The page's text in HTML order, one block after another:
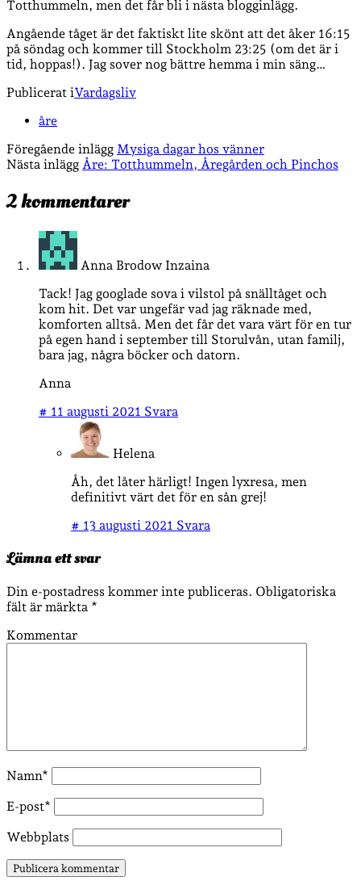
Totthummeln, men det får bli i nästa blogginlägg.
Angående tåget är det faktiskt lite skönt att det åker 16:15
på söndag och kommer till Stockholm 23:25 (om det är i
tid, hoppas!). Jag sover nog bättre hemma i min säng…
Publicerat iVardagsliv
åre
Föregående inlägg Mysiga dagar hos vänner
Nästa inlägg Åre: Totthummeln, Åregården och Pinchos
2 kommentarer
Anna Brodow Inzaina
Tack! Jag googlade sova i vilstol på snälltåget och
kom hit. Det var ungefär vad jag räknade med,
komforten alltså. Men det får det vara värt för en tur
på egen hand i september till Storulvån, utan familj,
bara jag, några böcker och datorn.
Anna
# 11 augusti 2021 Svara
Helena
Åh, det låter härligt! Ingen lyxresa, men
definitivt värt det för en sån grej!
# 13 augusti 2021 Svara
Lämna ett svar
Din e-postadress kommer inte publiceras. Obligatoriska
fält är märkta *
Kommentar
Namn*
E-post*
Webbplats